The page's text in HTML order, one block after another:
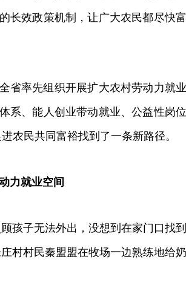
长效政策机制，让广大农民都尽快富
率先组织开展扩大农村劳动力就业
系、能人创业带动就业、公益性岗位
农民共同富裕找到了一条新路径。
力就业空间
子无法外出，没想到在家门口找到
村村民秦盟盟在牧场一边熟练地给奶